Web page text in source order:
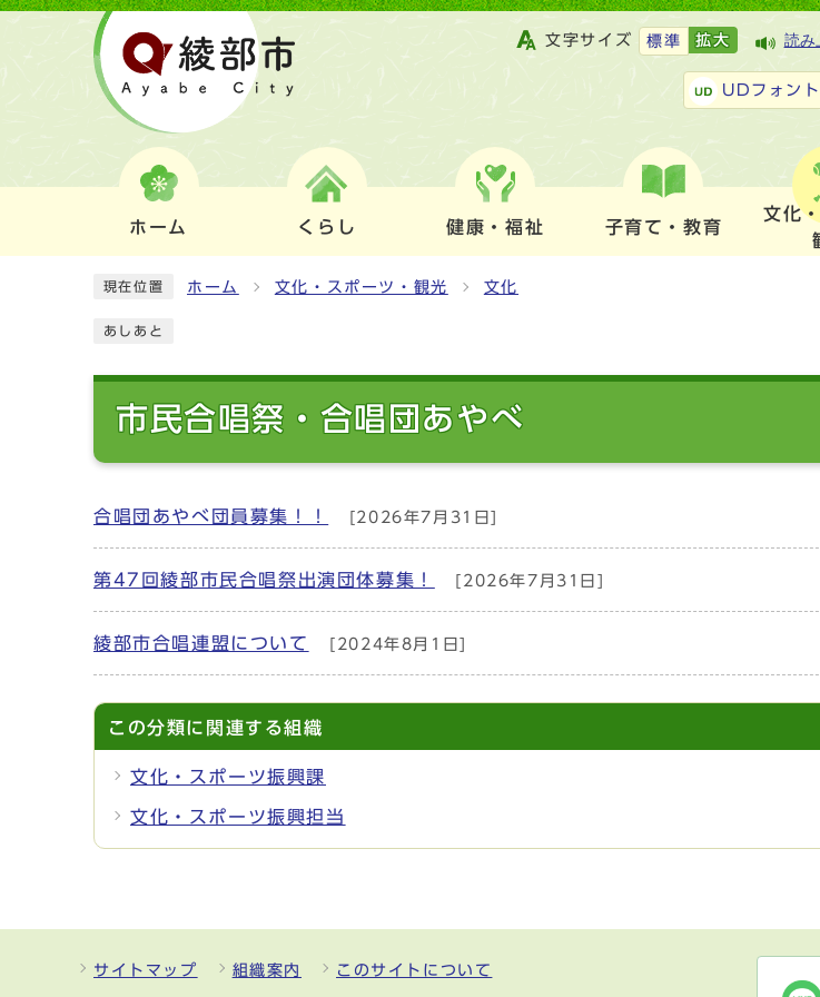
文字サイズ 標準 拡大 読み
UDフォン
ホーム くらし 健康・福祉 子育て・教育
文化
現在位置 ホーム 文化・スポーツ・観光 文化
あしあと
市民合唱祭・合唱団あやべ
合唱団あやべ団員募集！！ [2026年7月31日]
第47回綾部市民合唱祭出演団体募集！ [2026年7月31日]
綾部市合唱連盟について [2024年8月1日]
この分類に関連する組織
文化・スポーツ振興課
文化・スポーツ振興担当
サイトマップ 組織案内
このサイトについて